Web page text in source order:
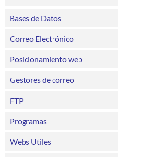
Bases de Datos
Correo Electrónico
Posicionamiento web
Gestores de correo
FTP
Programas
Webs Utiles